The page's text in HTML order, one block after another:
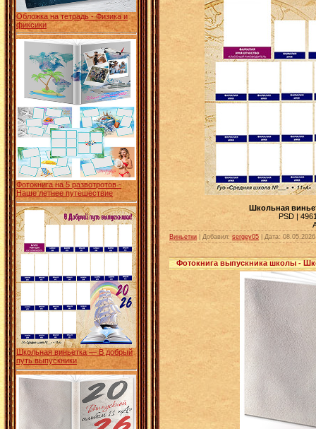
Обложка на тетрадь - Физика и
фиксики
Фотокнига на 5 развотротов -
Наше летнее путешествие
Школьная виньетка — В добрый
путь выпускники
Школьная
PSD |
Виньетки | Добавил: sergey05 Дата: 08.05.2026
Фотокнига выпускника школы -